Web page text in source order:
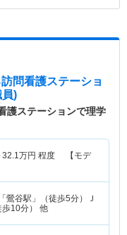
問看護ステーショ
)
護ステーションで理学
32.1万円 程度 【モデ
鶯谷駅」（徒歩5分）Ｊ
歩10分） 他